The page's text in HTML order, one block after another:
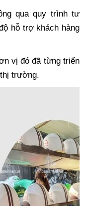
qua quy trình tư
hỗ trợ khách hàng
vị đó đã từng triển
trường.